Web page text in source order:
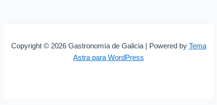
Copyright © 2026 Gastronomía de Galicia | Powered by Tema
Astra para WordPress